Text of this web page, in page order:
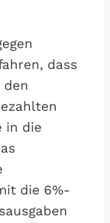
dass
in die
die 6%-